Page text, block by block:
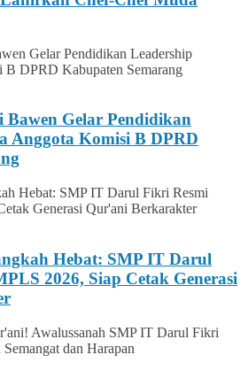
Gelar Pendidikan
Anggota Komisi B DPRD
Hebat: SMP IT Darul
2026, Siap Cetak Generasi